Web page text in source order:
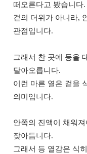
떠오른다고 봤습니다.
겉의 더위가 아니라,
관점입니다.
그래서 찬 곳에 등을
달아오릅니다.
이런 마른 열은 겉을
의미입니다.
안쪽의 진액이 채워
잦아듭니다.
그래서 등 열감은 식